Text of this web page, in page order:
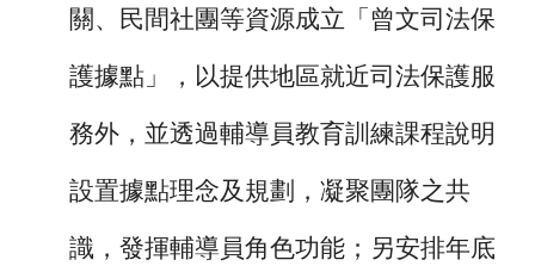
關、民間社團等資源成立「曾文司法保
護據點」，以提供地區就近司法保護服
務外，並透過輔導員教育訓練課程說明
設置據點理念及規劃，凝聚團隊之共
識，發揮輔導員角色功能；另安排年底